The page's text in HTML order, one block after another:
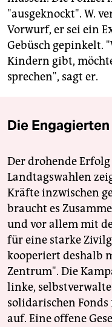
"ausgeknockt". W.
Vorwurf, er sei ein
Gebüsch gepinkelt.
Kindern gibt,
sprechen", sagt er.
Die
Der drohende
Landtagswahlen
Kräfte inzwischen
braucht es
und vor allem mit
für eine starke
kooperiert deshalb
Zentrum". Die
linke,
solidarischen
auf. Eine offene